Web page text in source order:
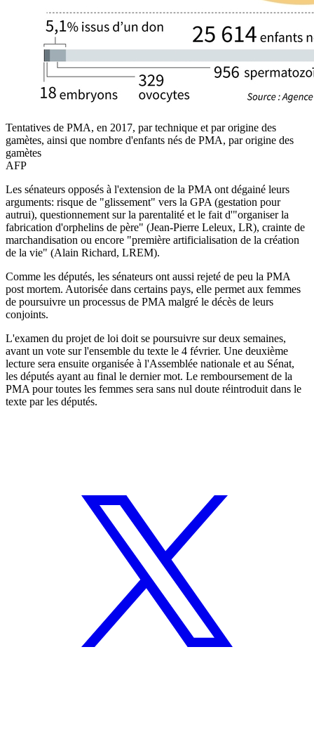
Tentatives de PMA, en 2017, par technique et par origine des
gamètes, ainsi que nombre d'enfants nés de PMA, par origine des
gamètes
AFP
Les sénateurs opposés à l'extension de la PMA ont dégainé leurs
arguments: risque de "glissement" vers la GPA (gestation pour
autrui), questionnement sur la parentalité et le fait d'"organiser la
fabrication d'orphelins de père" (Jean-Pierre Leleux, LR), crainte de
marchandisation ou encore "première artificialisation de la création
de la vie" (Alain Richard, LREM).
Comme les députés, les sénateurs ont aussi rejeté de peu la PMA
post mortem. Autorisée dans certains pays, elle permet aux femmes
de poursuivre un processus de PMA malgré le décès de leurs
conjoints.
L'examen du projet de loi doit se poursuivre sur deux semaines,
avant un vote sur l'ensemble du texte le 4 février. Une deuxième
lecture sera ensuite organisée à l'Assemblée nationale et au Sénat,
les députés ayant au final le dernier mot. Le remboursement de la
PMA pour toutes les femmes sera sans nul doute réintroduit dans le
texte par les députés.